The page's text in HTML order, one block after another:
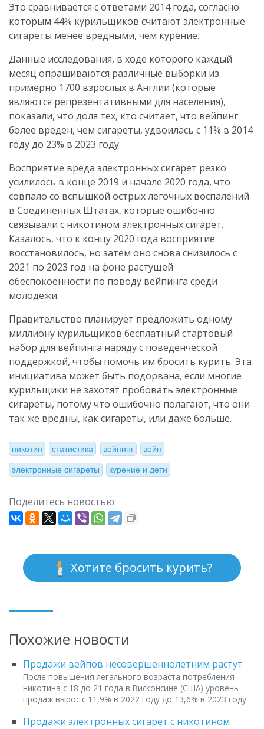
Это сравнивается с ответами 2014 года, согласно
которым 44% курильщиков считают электронные
сигареты менее вредными, чем курение.
Данные исследования, в ходе которого каждый
месяц опрашиваются различные выборки из
примерно 1700 взрослых в Англии (которые
являются репрезентативными для населения),
показали, что доля тех, кто считает, что вейпинг
более вреден, чем сигареты, удвоилась с 11% в 2014
году до 23% в 2023 году.
Восприятие вреда электронных сигарет резко
усилилось в конце 2019 и начале 2020 года, что
совпало со вспышкой острых легочных воспалений
в Соединенных Штатах, которые ошибочно
связывали с никотином электронных сигарет.
Казалось, что к концу 2020 года восприятие
восстановилось, но затем оно снова снизилось с
2021 по 2023 год на фоне растущей
обеспокоенности по поводу вейпинга среди
молодежи.
Правительство планирует предложить одному
миллиону курильщиков бесплатный стартовый
набор для вейпинга наряду с поведенческой
поддержкой, чтобы помочь им бросить курить. Эта
инициатива может быть подорвана, если многие
курильщики не захотят пробовать электронные
сигареты, потому что ошибочно полагают, что они
так же вредны, как сигареты, или даже больше.
никотин статистика вейпинг вейп
электронные сигареты курение и дети
Поделитесь новостью:
Хотите бросить курить?
Похожие новости
Продажи вейпов несовершеннолетним растут
После повышения легального возраста потребления
никотина с 18 до 21 года в Висконсине (США) уровень
продаж вырос с 11,9% в 2022 году до 13,6% в 2023 году
Продажи электронных сигарет с никотином